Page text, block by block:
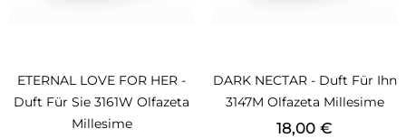
ETERNAL LOVE FOR HER -
Duft Für Sie 3161W Olfazeta
Millesime
DARK NECTAR - Duft Für Ihn
3147M Olfazeta Millesime
Preis
18,00 €